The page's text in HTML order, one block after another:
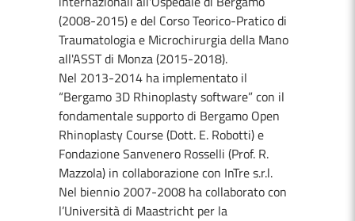
(2008-2015) e del Corso Teorico-Pratico di
Traumatologia e Microchirurgia della Mano
all'ASST di Monza (2015-2018).
Nel 2013-2014 ha implementato il
“Bergamo 3D Rhinoplasty software” con il
fondamentale supporto di Bergamo Open
Rhinoplasty Course (Dott. E. Robotti) e
Fondazione Sanvenero Rosselli (Prof. R.
Mazzola) in collaborazione con InTre s.r.l.
Nel biennio 2007-2008 ha collaborato con
l’Università di Maastricht per la